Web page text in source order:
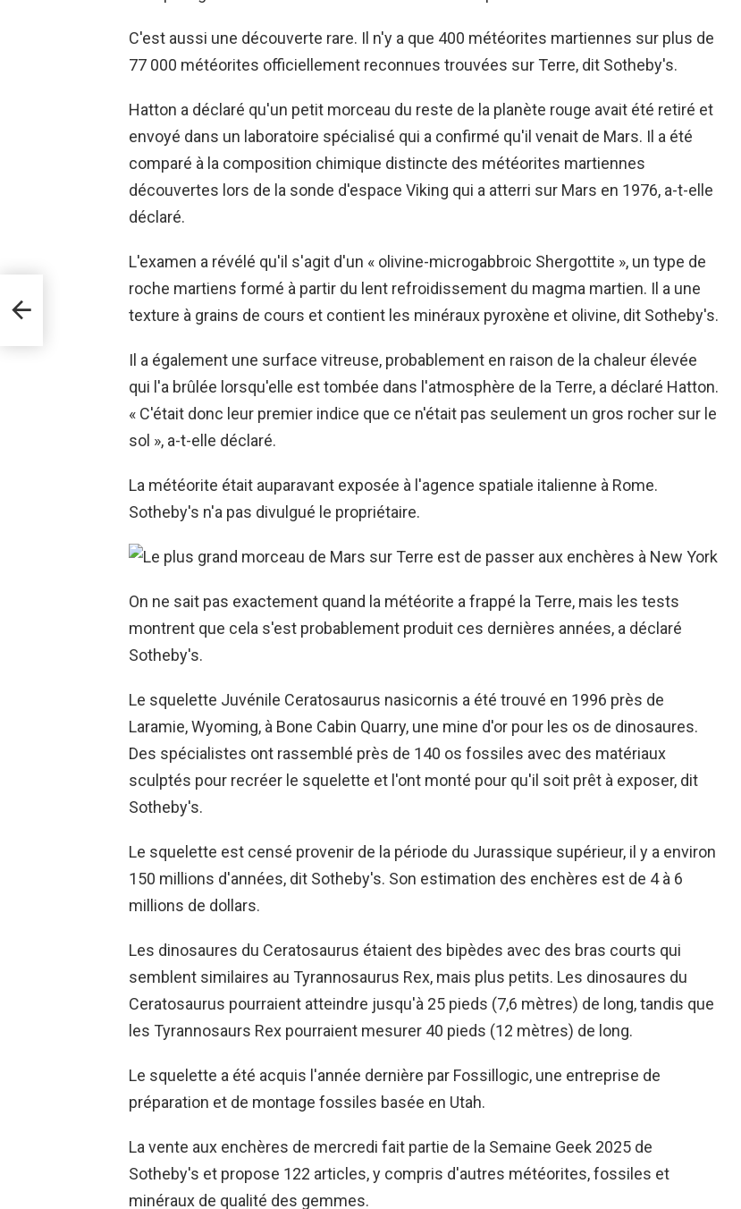
C'est aussi une découverte rare. Il n'y a que 400 météorites martiennes sur plus de
77 000 météorites officiellement reconnues trouvées sur Terre, dit Sotheby's.
Hatton a déclaré qu'un petit morceau du reste de la planète rouge avait été retiré et
envoyé dans un laboratoire spécialisé qui a confirmé qu'il venait de Mars. Il a été
comparé à la composition chimique distincte des météorites martiennes
découvertes lors de la sonde d'espace Viking qui a atterri sur Mars en 1976, a-t-elle
déclaré.
L'examen a révélé qu'il s'agit d'un « olivine-microgabbroic Shergottite », un type de
roche martiens formé à partir du lent refroidissement du magma martien. Il a une
texture à grains de cours et contient les minéraux pyroxène et olivine, dit Sotheby's.
Il a également une surface vitreuse, probablement en raison de la chaleur élevée
qui l'a brûlée lorsqu'elle est tombée dans l'atmosphère de la Terre, a déclaré Hatton.
« C'était donc leur premier indice que ce n'était pas seulement un gros rocher sur le
sol », a-t-elle déclaré.
La météorite était auparavant exposée à l'agence spatiale italienne à Rome.
Sotheby's n'a pas divulgué le propriétaire.
On ne sait pas exactement quand la météorite a frappé la Terre, mais les tests
montrent que cela s'est probablement produit ces dernières années, a déclaré
Sotheby's.
Le squelette Juvénile Ceratosaurus nasicornis a été trouvé en 1996 près de
Laramie, Wyoming, à Bone Cabin Quarry, une mine d'or pour les os de dinosaures.
Des spécialistes ont rassemblé près de 140 os fossiles avec des matériaux
sculptés pour recréer le squelette et l'ont monté pour qu'il soit prêt à exposer, dit
Sotheby's.
Le squelette est censé provenir de la période du Jurassique supérieur, il y a environ
150 millions d'années, dit Sotheby's. Son estimation des enchères est de 4 à 6
millions de dollars.
Les dinosaures du Ceratosaurus étaient des bipèdes avec des bras courts qui
semblent similaires au Tyrannosaurus Rex, mais plus petits. Les dinosaures du
Ceratosaurus pourraient atteindre jusqu'à 25 pieds (7,6 mètres) de long, tandis que
les Tyrannosaurs Rex pourraient mesurer 40 pieds (12 mètres) de long.
Le squelette a été acquis l'année dernière par Fossillogic, une entreprise de
préparation et de montage fossiles basée en Utah.
La vente aux enchères de mercredi fait partie de la Semaine Geek 2025 de
Sotheby's et propose 122 articles, y compris d'autres météorites, fossiles et
minéraux de qualité des gemmes.